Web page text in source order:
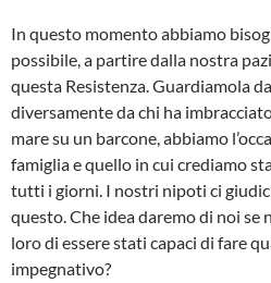
In questo momento abbiamo
possibile, a partire dalla nostra
questa Resistenza. Guardiamola
diversamente da chi ha
mare su un barcone, abbiamo
famiglia e quello in cui crediamo
tutti i giorni. I nostri nipoti ci
questo. Che idea daremo di noi
loro di essere stati capaci di fare
impegnativo?